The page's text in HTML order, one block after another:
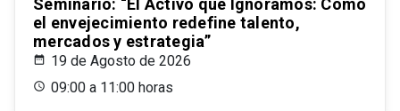
Seminario: “El Activo que Ignoramos: Cómo
el envejecimiento redefine talento,
mercados y estrategia”
19 de Agosto de 2026
09:00 a 11:00 horas